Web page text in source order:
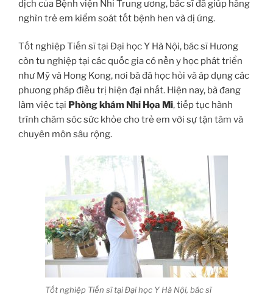
dịch của Bệnh viện Nhi Trung ương, bác sĩ đã giúp hàng
nghìn trẻ em kiểm soát tốt bệnh hen và dị ứng.
Tốt nghiệp Tiến sĩ tại Đại học Y Hà Nội, bác sĩ Hương
còn tu nghiệp tại các quốc gia có nền y học phát triển
như Mỹ và Hong Kong, nơi bà đã học hỏi và áp dụng các
phương pháp điều trị hiện đại nhất. Hiện nay, bà đang
làm việc tại Phòng khám Nhi Họa Mi, tiếp tục hành
trình chăm sóc sức khỏe cho trẻ em với sự tận tâm và
chuyên môn sâu rộng.
Tốt nghiệp Tiến sĩ tại Đại học Y Hà Nội, bác sĩ